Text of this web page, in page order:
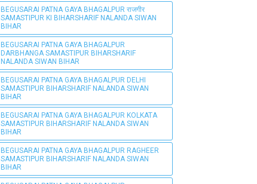
BEGUSARAI PATNA GAYA BHAGALPUR राजगीर
SAMASTIPUR KI BIHARSHARIF NALANDA SIWAN
BIHAR
BEGUSARAI PATNA GAYA BHAGALPUR
DARBHANGA SAMASTIPUR BIHARSHARIF
NALANDA SIWAN BIHAR
BEGUSARAI PATNA GAYA BHAGALPUR DELHI
SAMASTIPUR BIHARSHARIF NALANDA SIWAN
BIHAR
BEGUSARAI PATNA GAYA BHAGALPUR KOLKATA
SAMASTIPUR BIHARSHARIF NALANDA SIWAN
BIHAR
BEGUSARAI PATNA GAYA BHAGALPUR RAGHEER
SAMASTIPUR BIHARSHARIF NALANDA SIWAN
BIHAR